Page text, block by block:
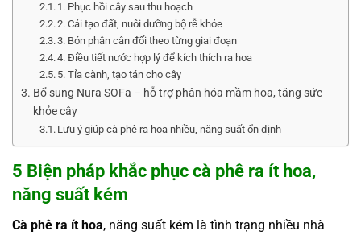
1. Phục hồi cây sau thu hoạch
2. Cải tạo đất, nuôi dưỡng bộ rễ khỏe
3. Bón phân cân đối theo từng giai đoạn
4. Điều tiết nước hợp lý để kích thích ra hoa
5. Tỉa cành, tạo tán cho cây
Bổ sung Nura SOFa – hỗ trợ phân hóa mầm hoa, tăng sức
khỏe cây
Lưu ý giúp cà phê ra hoa nhiều, năng suất ổn định
5 Biện pháp khắc phục cà phê ra ít hoa,
năng suất kém
Cà phê ra ít hoa, năng suất kém là tình trạng nhiều nhà